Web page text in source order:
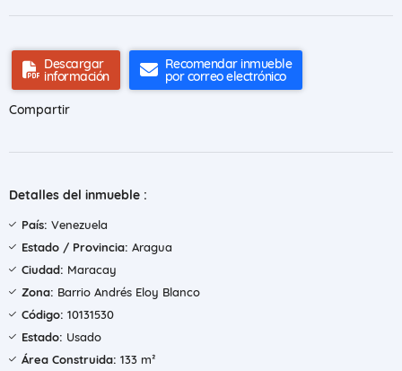
Descargar
información
Recomendar inmueble
por correo electrónico
Compartir
Detalles del inmueble :
País: Venezuela
Estado / Provincia: Aragua
Ciudad: Maracay
Zona: Barrio Andrés Eloy Blanco
Código: 10131530
Estado: Usado
Área Construida: 133 m²